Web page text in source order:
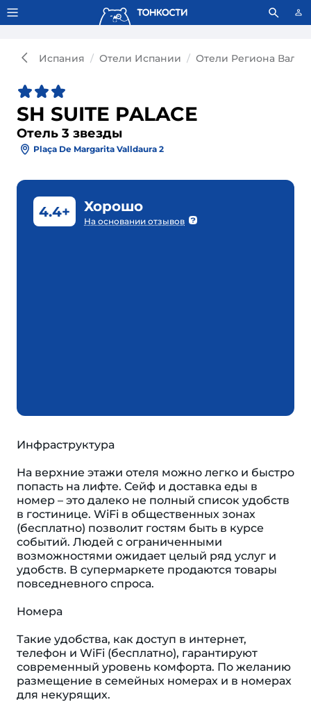
Тонкости используют сookie-файлы. Что это значит?
Испания Отели Испании Отели Региона
SH SUITE PALACE
Отель 3 звезды
Plaça De Margarita Valldaura 2
4.4+ Хорошо
На основании отзывов
Инфраструктура
На верхние этажи отеля можно легко и быстро
попасть на лифте. Сейф и доставка еды в
номер – это далеко не полный список удобств
в гостинице. WiFi в общественных зонах
(бесплатно) позволит гостям быть в курсе
событий. Людей с ограниченными
возможностями ожидает целый ряд услуг и
удобств. В супермаркете продаются товары
повседневного спроса.
Номера
Такие удобства, как доступ в интернет,
телефон и WiFi (бесплатно), гарантируют
современный уровень комфорта. По желанию
размещение в семейных номерах и в номерах
для некурящих.